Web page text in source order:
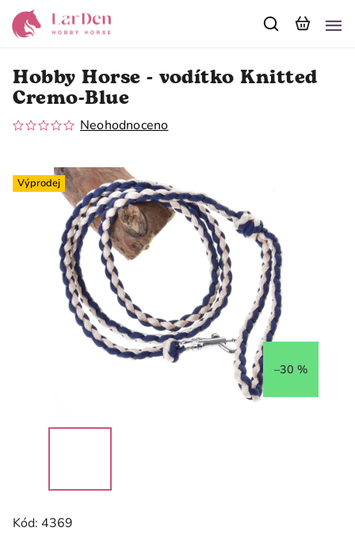
Hobby Horse - vodítko Knitted
Cremo-Blue
Neohodnoceno
Výprodej
–30 %
Kód: 4369